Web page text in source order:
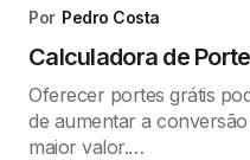
Por Pedro Costa
Calculadora de
Oferecer portes grátis
de aumentar a
maior valor.…